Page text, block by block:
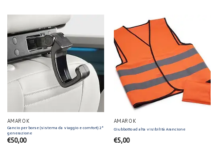
AMAROK
Gancio per borse (sistema da viaggio e comfort) 2°
generazione
€50,00
AMAROK
Giubbotto ad alta visibilità Arancione
€5,00